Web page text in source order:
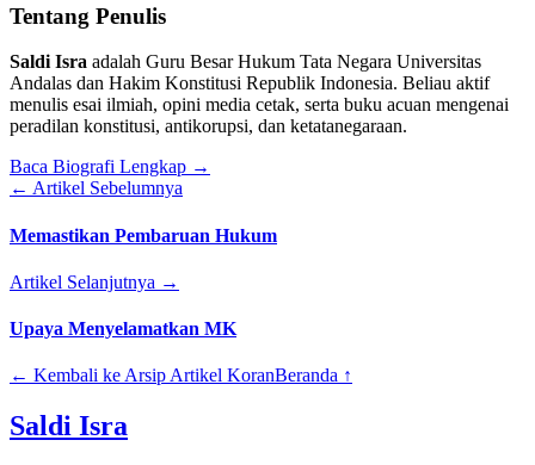
Tentang Penulis
Saldi Isra adalah Guru Besar Hukum Tata Negara Universitas
Andalas dan Hakim Konstitusi Republik Indonesia. Beliau aktif
menulis esai ilmiah, opini media cetak, serta buku acuan mengenai
peradilan konstitusi, antikorupsi, dan ketatanegaraan.
Baca Biografi Lengkap →
← Artikel Sebelumnya
Memastikan Pembaruan Hukum
Artikel Selanjutnya →
Upaya Menyelamatkan MK
← Kembali ke Arsip Artikel KoranBeranda ↑
Saldi Isra